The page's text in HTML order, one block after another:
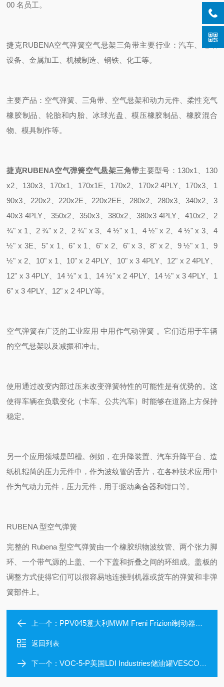
00 名员工。
捷克RUBENA空气弹簧空气悬架三角带主要行业：汽车、造纸
设备、金属加工、机械制造、钢铁、化工等。
主要产品：空气弹簧、三角带、空气悬架和动力元件、柔性充气
橡胶制品、轮胎和内胎、冰球光盘、模压橡胶制品、橡胶混合
物、模具制作等。
捷克RUBENA空气弹簧空气悬架三角带主要型号：130x1、130
x2、130x3、170x1、170x1E、170x2、170x2 4PLY、170x3、1
90x3、220x2、220x2E、220x2EE、280x2、280x3、340x2、3
40x3 4PLY、350x2、350x3、380x2、380x3 4PLY、410x2、2
¾" x 1、2 ¾" x 2、2 ¾" x 3、4 ½" x 1、4 ½" x 2、4 ½" x 3、4
½" x 3E、5" x 1、6" x 1、6" x 2、6" x 3、8" x 2、9 ½" x 1、9
½" x 2、10" x 1、10" x 2 4PLY、10" x 3 4PLY、12" x 2 4PLY、
12" x 3 4PLY、14 ½" x 1、14 ½" x 2 4PLY、14 ½" x 3 4PLY、1
6" x 3 4PLY、12" x 2 4PLY等。
空气弹簧在广泛的工业应用 中用作气动弹簧 。它们适用于车辆
的空气悬架以及减振和冲击。
使用通过改变内部过压来改变弹簧特性的可能性是有优势的。这
使得车辆在负载变化（卡车、公共汽车）时能够在道路上方保持
稳定。
另一个应用领域是凹槽。例如，在升降装置、汽车升降平台、造
纸机辊筒的压力元件中，作为波纹管的舌片，在各种技术应用中
作为气动力元件，压力元件，用于驱动离合器和钳口等。
RUBENA 型空气弹簧
完整的 Rubena 型空气弹簧由一个橡胶织物波纹管、两个张力脚
环、一个带气源的上盖、一个下盖和折叠之间的环组成。盖板的
调整方式使得它们可以很容易地连接到机器或货车的弹簧和非弹
簧部件上。
上一个： PPV045意大利MWM Freni Frizioni制动器卡钳刹车
返回列表
下一个：VOC-5-P美国LDI Industries储油罐VESCOR油箱